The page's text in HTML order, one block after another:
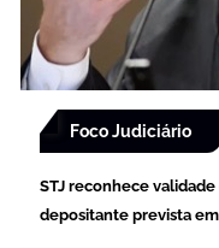
Foco Judiciário
STJ reconhece
depositante prevista